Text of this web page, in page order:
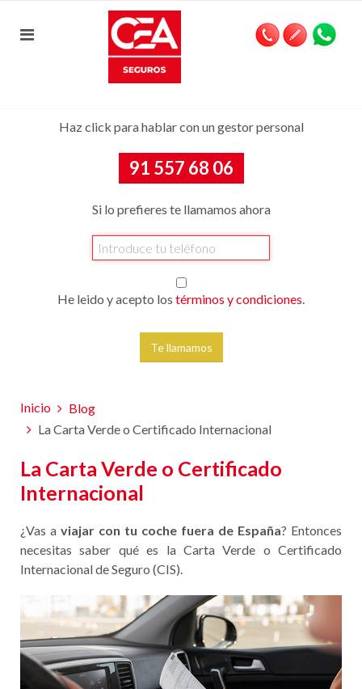
Haz click para hablar con un gestor personal
91 557 68 06
Si lo prefieres te llamamos ahora
He leido y acepto los términos y condiciones.
Inicio
Blog
La Carta Verde o Certificado Internacional
La Carta Verde o Certificado
Internacional
¿Vas a viajar con tu coche fuera de España? Entonces
necesitas saber qué es la Carta Verde o Certificado
Internacional de Seguro (CIS).